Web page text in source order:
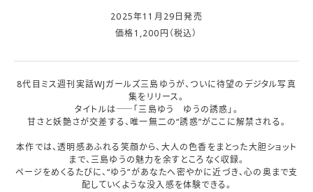
2025年11月29日発売
価格1,200円（税込）
8代目ミス週刊実話WJガールズ三島ゆうが、ついに待望のデジタル写真
集をリリース。
タイトルは――「三島ゆう ゆうの誘惑」。
甘さと妖艶さが交差する、唯一無二の“誘惑”がここに解禁される。
本作では、透明感あふれる笑顔から、大人の色香をまとった大胆ショット
まで、三島ゆうの魅力を余すところなく収録。
ページをめくるたびに、“ゆう”があなたへ密やかに近づき、心の奥まで支
配していくような没入感を体験できる。